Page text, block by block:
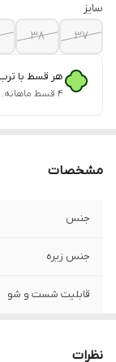
سایز
۳۷
۳۸
هر قسط با
۴ قسط ماهانه. بدون سود، چک و ضامن.
مشخصات
جنس
جنس زیره
قابلیت شست و شو
نظرات